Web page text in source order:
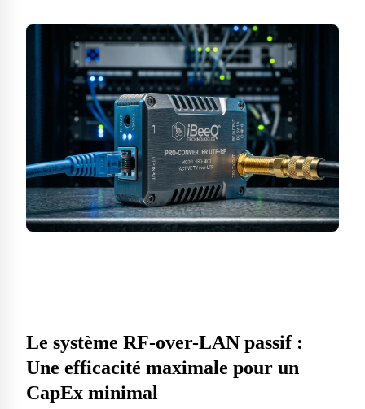
Le système RF-over-LAN passif :
Une efficacité maximale pour un
CapEx minimal